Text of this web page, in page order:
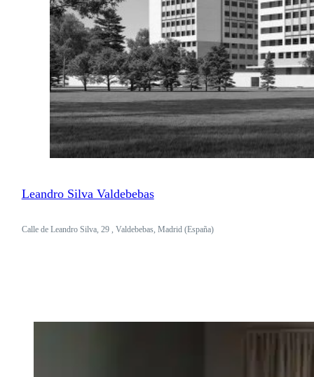
Leandro Silva Valdebebas
Calle de Leandro Silva, 29 , Valdebebas, Madrid (España)